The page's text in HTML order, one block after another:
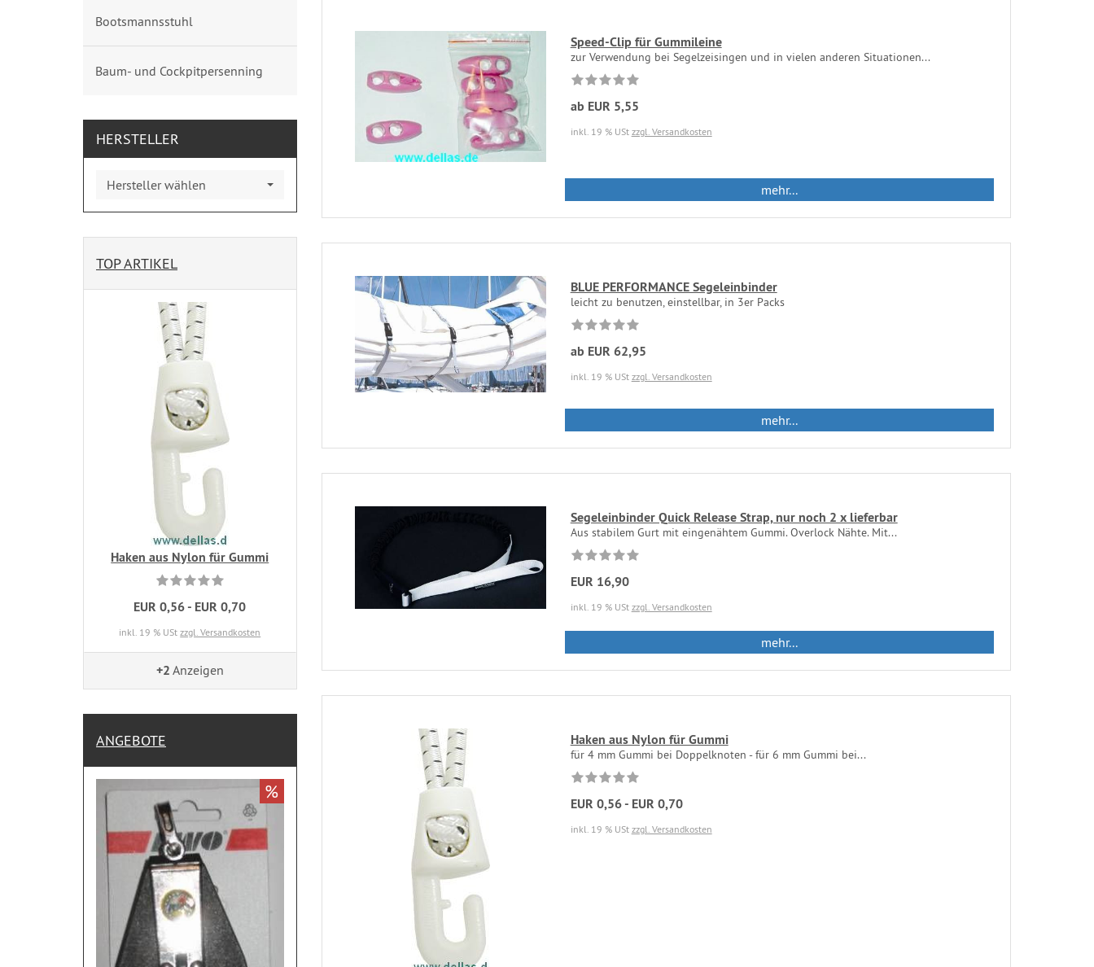
Speed-Clip für Gummileine
zur Verwendung bei Segelzeisingen und in vielen anderen Situationen...
ab EUR 5,55
inkl. 19 % USt zzgl. Versandkosten
mehr...
BLUE PERFORMANCE Segeleinbinder
leicht zu benutzen, einstellbar, in 3er Packs
ab EUR 62,95
inkl. 19 % USt zzgl. Versandkosten
mehr...
Segeleinbinder Quick Release Strap, nur noch 2 x lieferbar
Aus stabilem Gurt mit eingenähtem Gummi. Overlock Nähte. Mit...
EUR 16,90
inkl. 19 % USt zzgl. Versandkosten
mehr...
Haken aus Nylon für Gummi
für 4 mm Gummi bei Doppelknoten - für 6 mm Gummi bei...
EUR 0,56 - EUR 0,70
inkl. 19 % USt zzgl. Versandkosten
Bootsmannsstuhl
Baum- und Cockpitpersenning
HERSTELLER
Hersteller wählen
TOP ARTIKEL
Haken aus Nylon für Gummi
EUR 0,56 - EUR 0,70
inkl. 19 % UStzzgl. Versandkosten
+2 Anzeigen
ANGEBOTE
%